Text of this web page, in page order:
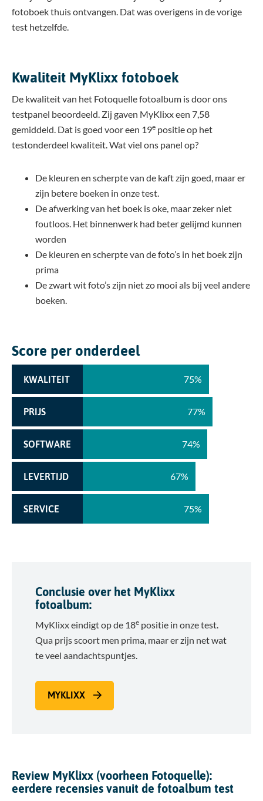
fotoboek thuis ontvangen. Dat was overigens in de vorige
test hetzelfde.
Kwaliteit MyKlixx fotoboek
De kwaliteit van het Fotoquelle fotoalbum is door ons
testpanel beoordeeld. Zij gaven MyKlixx een 7,58
gemiddeld. Dat is goed voor een 19e positie op het
testonderdeel kwaliteit. Wat viel ons panel op?
De kleuren en scherpte van de kaft zijn goed, maar er
zijn betere boeken in onze test.
De afwerking van het boek is oke, maar zeker niet
foutloos. Het binnenwerk had beter gelijmd kunnen
worden
De kleuren en scherpte van de foto’s in het boek zijn
prima
De zwart wit foto’s zijn niet zo mooi als bij veel andere
boeken.
Score per onderdeel
KWALITEIT
PRIJS
SOFTWARE
LEVERTIJD
SERVICE
75%
77%
74%
67%
75%
Conclusie over het MyKlixx
fotoalbum:
MyKlixx eindigt op de 18e positie in onze test.
Qua prijs scoort men prima, maar er zijn net wat
te veel aandachtspuntjes.
MYKLIXX
Review MyKlixx (voorheen Fotoquelle):
eerdere recensies vanuit de fotoalbum test